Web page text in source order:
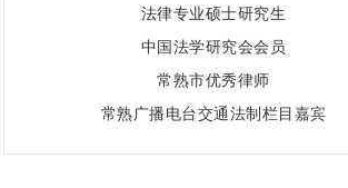
法律专业硕士研究生
中国法学研究会会员
常熟市优秀律师
常熟广播电台交通法制栏目嘉宾